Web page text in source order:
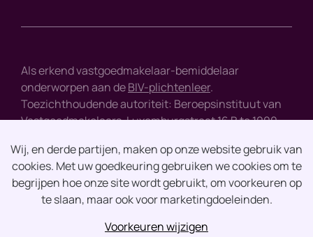
Als erkend vastgoedmakelaar-bemiddelaar
onderworpen aan deBIV-plichtenleer.
Toezichthoudende autoriteit: Beroepsinstituut van
Vastgoedmakelaars, Luxemburgstraat 16 B te 1000
Disclaimer
Privacy
Wij, en derde partijen, maken op onze website gebruik van
cookies. Met uw goedkeuring gebruiken we cookies om te
begrijpen hoe onze site wordt gebruikt, om voorkeuren op
te slaan, maar ook voor marketingdoeleinden.
Voorkeuren wijzigen